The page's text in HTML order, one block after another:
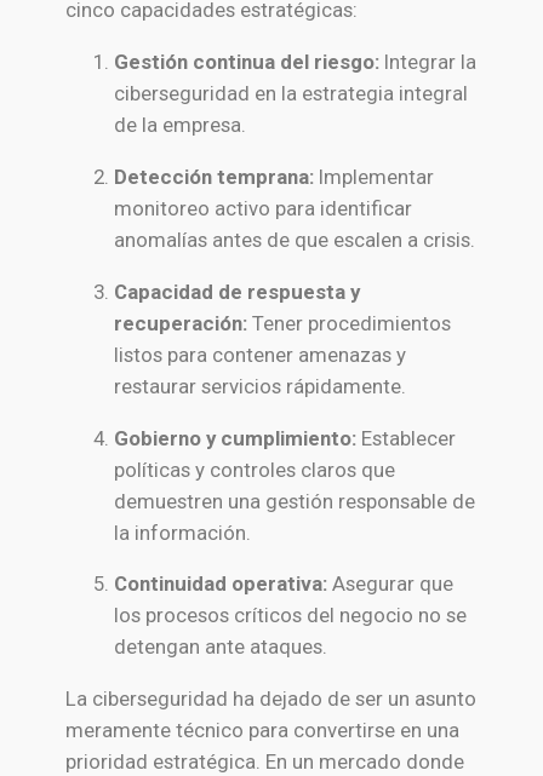
cinco capacidades estratégicas:
Gestión continua del riesgo:Integrar la
ciberseguridad en la estrategia integral
de la empresa.
Detección temprana:Implementar
monitoreo activo para identificar
anomalías antes de que escalen a crisis.
Capacidad de respuesta y
recuperación:Tener procedimientos
listos para contener amenazas y
restaurar servicios rápidamente.
Gobierno y cumplimiento:Establecer
políticas y controles claros que
demuestren una gestión responsable de
la información.
Continuidad operativa:Asegurar que
los procesos críticos del negocio no se
detengan ante ataques.
La ciberseguridad ha dejado de ser un asunto
meramente técnico para convertirse en una
prioridad estratégica. En un mercado donde